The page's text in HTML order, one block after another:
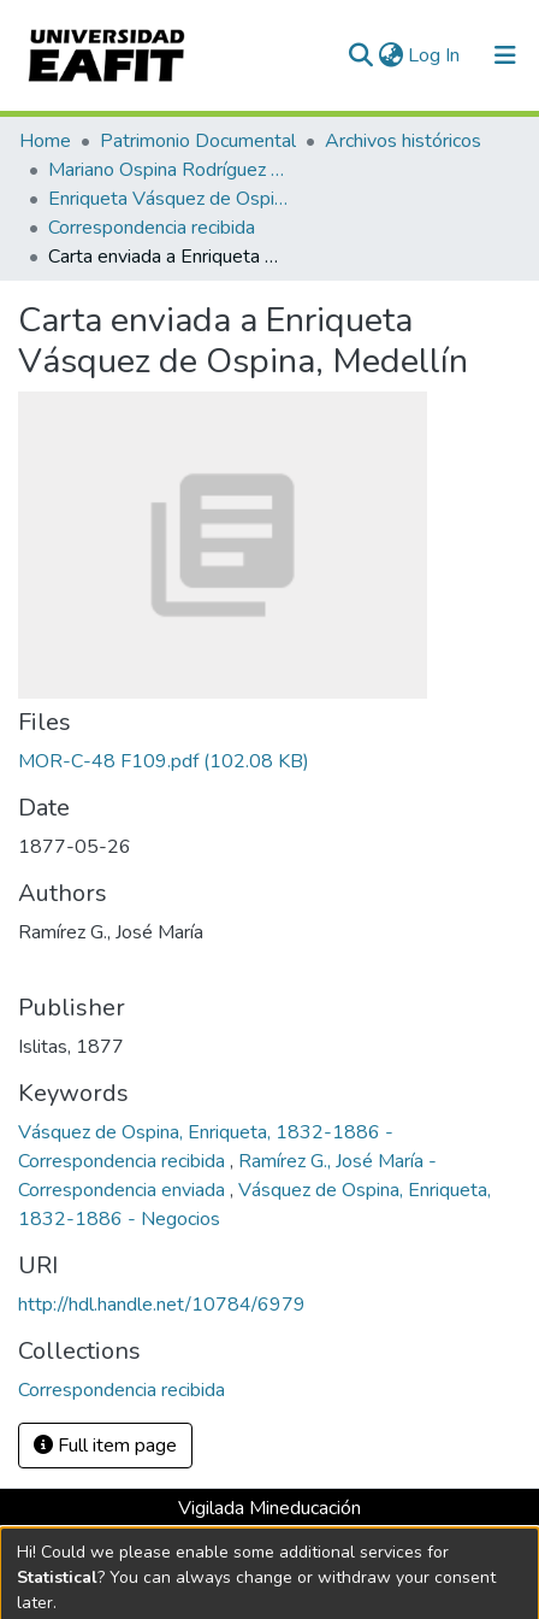
Log In (current)
Communities & Collections
All of DSpace
Statistics
Home Patrimonio Documental
Archivos históricos
Mariano Ospina Rodríguez (1826 -1912)
Enriqueta Vásquez de Ospina
Correspondencia recibida
Carta enviada a Enriqueta Vásquez de Ospina, Medellín
Carta enviada a Enriqueta
Vásquez de Ospina, Medellín
Files
MOR-C-48 F109.pdf(102.08 KB)
Date
1877-05-26
Authors
Ramírez G., José María
Publisher
Islitas, 1877
Keywords
Vásquez de Ospina, Enriqueta, 1832-1886 -
Correspondencia recibida , Ramírez G., José María -
Correspondencia enviada , Vásquez de Ospina, Enriqueta,
1832-1886 - Negocios
URI
http://hdl.handle.net/10784/6979
Collections
Correspondencia recibida
Full item page
Vigilada Mineducación
Universidad con Acreditación Institucional hasta 2026 -
Resolución MEN 2158 de 2018
Hi! Could we please enable some additional services for
Statistical? You can always change or withdraw your consent
later.